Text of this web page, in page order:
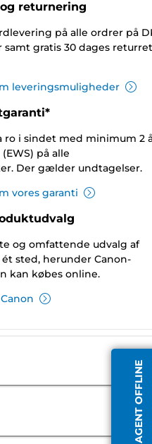
AGENT OFFLINE
returnering
på alle ordrer på
samt gratis 30 dages
leveringsmuligheder
ro i sindet med minimum 2
på alle
Der gælder undtagelser.
vores garanti
og omfattende udvalg af
sted, herunder Canon-
kan købes online.